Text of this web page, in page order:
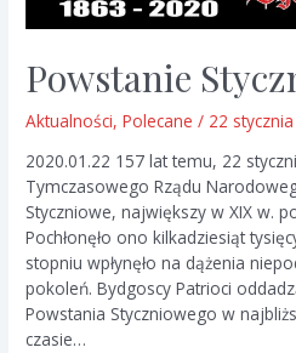
Powstanie
Aktualności,Polecane / 22
2020.01.22 157 lat temu, 22
Tymczasowego Rządu
Styczniowe, największy w XIX w.
Pochłonęło ono kilkadziesiąt
stopniu wpłynęło na dążenia
pokoleń. Bydgoscy Patrioci
Powstania Styczniowego w
czasie…